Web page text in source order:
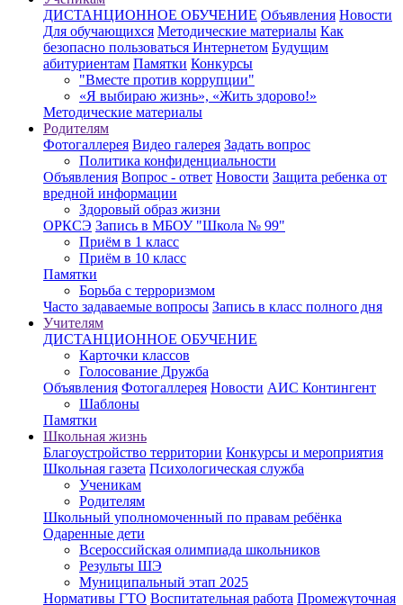
ДИСТАНЦИОННОЕ ОБУЧЕНИЕ Объявления Новости
Для обучающихся Методические материалы Как
безопасно пользоваться Интернетом Будущим
абитуриентам Памятки Конкурсы
"Вместе против коррупции"
«Я выбираю жизнь», «Жить здорово!»
Методические материалы
Родителям
Фотогаллерея Видео галерея Задать вопрос
Политика конфиденциальности
Объявления Вопрос - ответ Новости Защита ребенка от
вредной информации
Здоровый образ жизни
ОРКСЭ Запись в МБОУ "Школа № 99"
Приём в 1 класс
Приём в 10 класс
Памятки
Борьба с терроризмом
Часто задаваемые вопросы Запись в класс полного дня
Учителям
ДИСТАНЦИОННОЕ ОБУЧЕНИЕ
Карточки классов
Голосование Дружба
Объявления Фотогаллерея Новости АИС Контингент
Шаблоны
Памятки
Школьная жизнь
Благоустройство территории Конкурсы и мероприятия
Школьная газета Психологическая служба
Ученикам
Родителям
Школьный уполномоченный по правам ребёнка
Одаренные дети
Всероссийская олимпиада школьников
Результы ШЭ
Муниципальный этап 2025
Нормативы ГТО Воспитательная работа Промежуточная